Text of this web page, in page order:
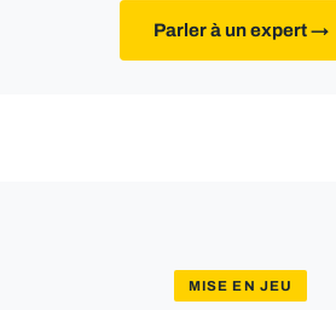
Parler à un expert →
MISE EN JEU